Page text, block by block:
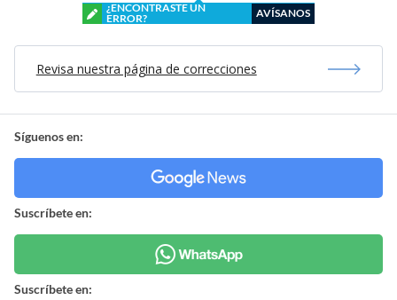
¿ENCONTRASTE UN
ERROR?
AVÍSANOS
Revisa nuestra página de correcciones
Síguenos en:
Suscríbete en:
Suscríbete en: